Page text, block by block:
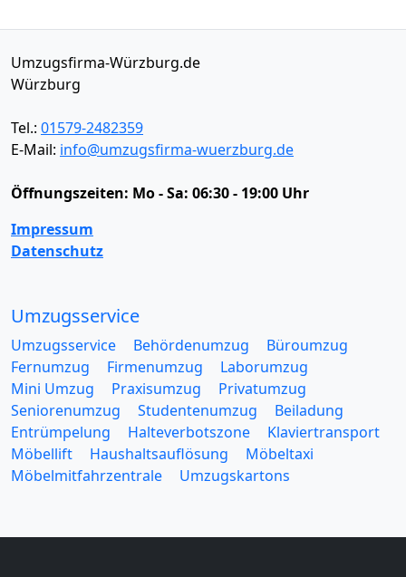
Umzugsfirma-Würzburg.de
Würzburg
Tel.: 01579-2482359
E-Mail: info@umzugsfirma-wuerzburg.de
Öffnungszeiten: Mo - Sa: 06:30 - 19:00 Uhr
Impressum
Datenschutz
Umzugsservice
Umzugsservice Behördenumzug
Büroumzug
Fernumzug
Firmenumzug
Laborumzug
Mini Umzug
Praxisumzug
Privatumzug
Seniorenumzug
Studentenumzug
Beiladung
Entrümpelung
Halteverbotszone
Klaviertransport
Möbellift
Haushaltsauflösung
Möbeltaxi
Möbelmitfahrzentrale
Umzugskartons